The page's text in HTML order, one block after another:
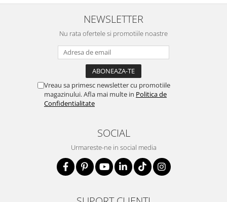
NEWSLETTER
Nu rata ofertele si promotiile noastre
Vreau sa primesc newsletter cu promotiile
magazinului. Afla mai multe in Politica de
Confidentialitate
SOCIAL
Urmareste-ne in social media